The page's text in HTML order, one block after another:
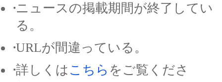
ニュースの掲載期間が終了してい
る。
URLが間違っている。
詳しくは こちら をご覧くださ